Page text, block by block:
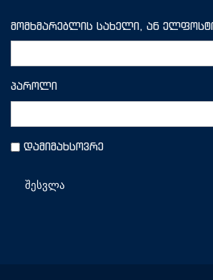
მომხმარებლის სახელი, ან
პაროლი
დამიმახსოვრე
შესვლა